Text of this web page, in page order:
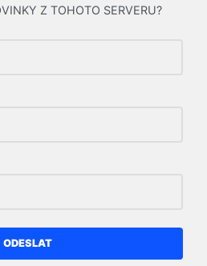
Z TOHOTO SERVERU?
ODESLAT